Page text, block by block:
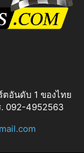
ตอันดับ 1 ของไทย
092-4952563